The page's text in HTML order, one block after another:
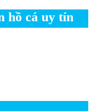
hồ cá uy tín